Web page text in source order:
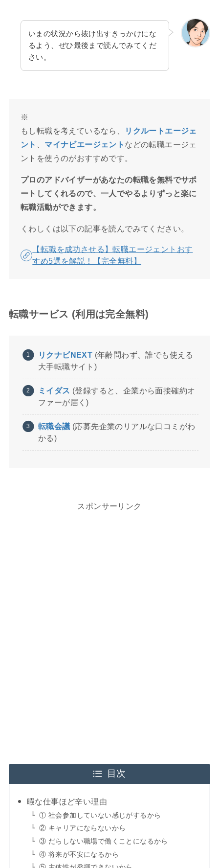
いまの状況から抜け出すきっかけにな
るよう、ぜひ最後まで読んでみてくだ
さい。
※
もし転職を考えているなら、
リクルートエージェ
ント
マイナビエージェント などの転職エージェ
ントを使うのがおすすめです。
プロのアドバイザーがあなたの転職を無料でサポ
ートしてくれるので、一人でやるよりずっと楽に
転職活動ができます。
くわしくは以下の記事を読んでみてください。
【転職を成功させる】転職エージェントおす
すめ5選を解説！【完全無料】
転職サービス (利用は完全無料)
リクナビNEXT (年齢問わず、誰でも使える
大手転職サイト)
ミイダス (登録すると、企業から面接確約オ
ファーが届く)
転職会議 (応募先企業のリアルな口コミがわ
かる)
スポンサーリンク
目次
暇な仕事ほど辛い理由
① 社会参加していない感じがするから
② キャリアにならないから
③ だらしない職場で働くことになるから
④ 将来が不安になるから